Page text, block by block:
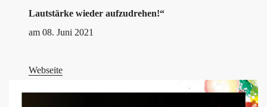
Lautstärke wieder aufzudrehen!“
am 08. Juni 2021
Webseite